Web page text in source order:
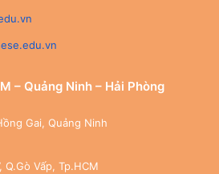
– Quảng Ninh – Hải Phòng
Gai, Quảng Ninh
Q.Gò Vấp, Tp.HCM